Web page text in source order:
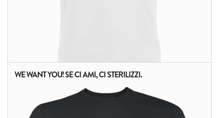
ALTRI PRODOTTI:
WE WANT YOU! SE CI AMI, CI STERILIZZI.